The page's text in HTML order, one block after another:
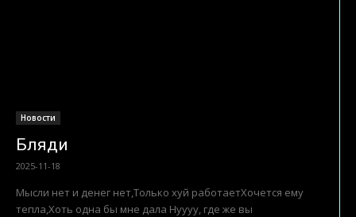
Новости
Бляди
2025-11-18
Мысли нет и денег нет,Только хуй работаетХочется ему
тепла,Хоть одна бы мне дала Нуууу, где же вы